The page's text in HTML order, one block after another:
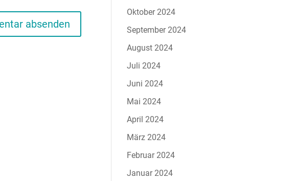
Oktober 2024
September 2024
August 2024
Juli 2024
Juni 2024
Mai 2024
April 2024
März 2024
Februar 2024
Januar 2024